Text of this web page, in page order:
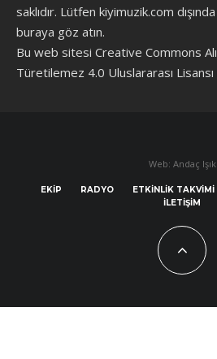
saklıdır. Lütfen kiyimuzik.com
buraya göz atın.
Bu web sitesi Creative Commons
Türetilemez 4.0 Uluslararası Lisansı
Web: Andaç Işık
EKIP RADYO ETKINLIK TAKVIMI
İLETIŞIM